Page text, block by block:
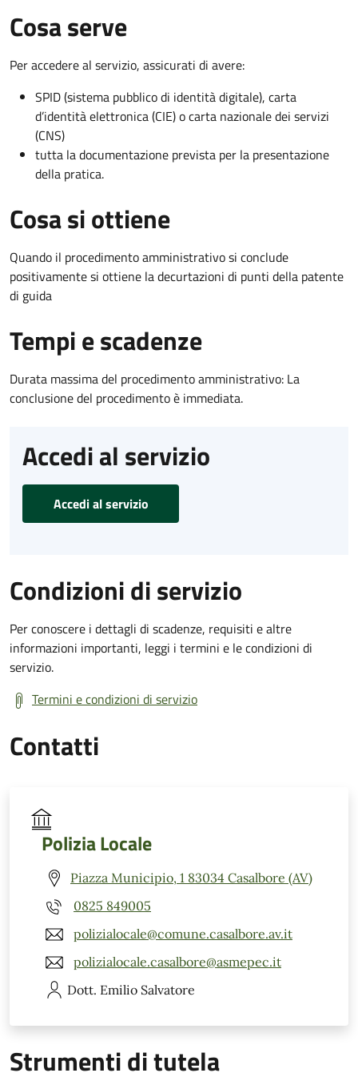
Cosa serve
Per accedere al servizio, assicurati di avere:
SPID (sistema pubblico di identità digitale), carta
d’identità elettronica (CIE) o carta nazionale dei servizi
(CNS)
tutta la documentazione prevista per la presentazione
della pratica.
Cosa si ottiene
Quando il procedimento amministrativo si conclude
positivamente si ottiene la decurtazioni di punti della patente
di guida
Tempi e scadenze
Durata massima del procedimento amministrativo: La
conclusione del procedimento è immediata.
Accedi al servizio
Accedi al servizio
Condizioni di servizio
Per conoscere i dettagli di scadenze, requisiti e altre
informazioni importanti, leggi i termini e le condizioni di
servizio.
Termini e condizioni di servizio
Contatti
Polizia Locale
Piazza Municipio, 1 83034 Casalbore (AV)
0825 849005
polizialocale@comune.casalbore.av.it
polizialocale.casalbore@asmepec.it
Dott. Emilio Salvatore
Strumenti di tutela